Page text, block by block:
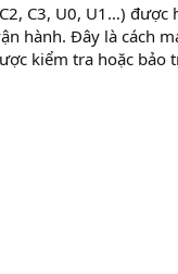
C3, U0, U1…) được
hành. Đây là cách
kiểm tra hoặc bảo